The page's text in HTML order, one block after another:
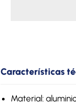
Características
Material: